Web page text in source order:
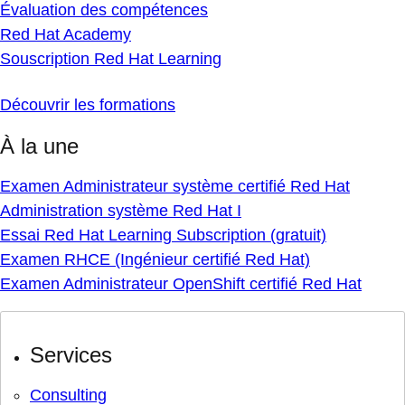
Évaluation des compétences
Red Hat Academy
Souscription Red Hat Learning
Découvrir les formations
À la une
Examen Administrateur système certifié Red Hat
Administration système Red Hat I
Essai Red Hat Learning Subscription (gratuit)
Examen RHCE (Ingénieur certifié Red Hat)
Examen Administrateur OpenShift certifié Red Hat
Services
Consulting